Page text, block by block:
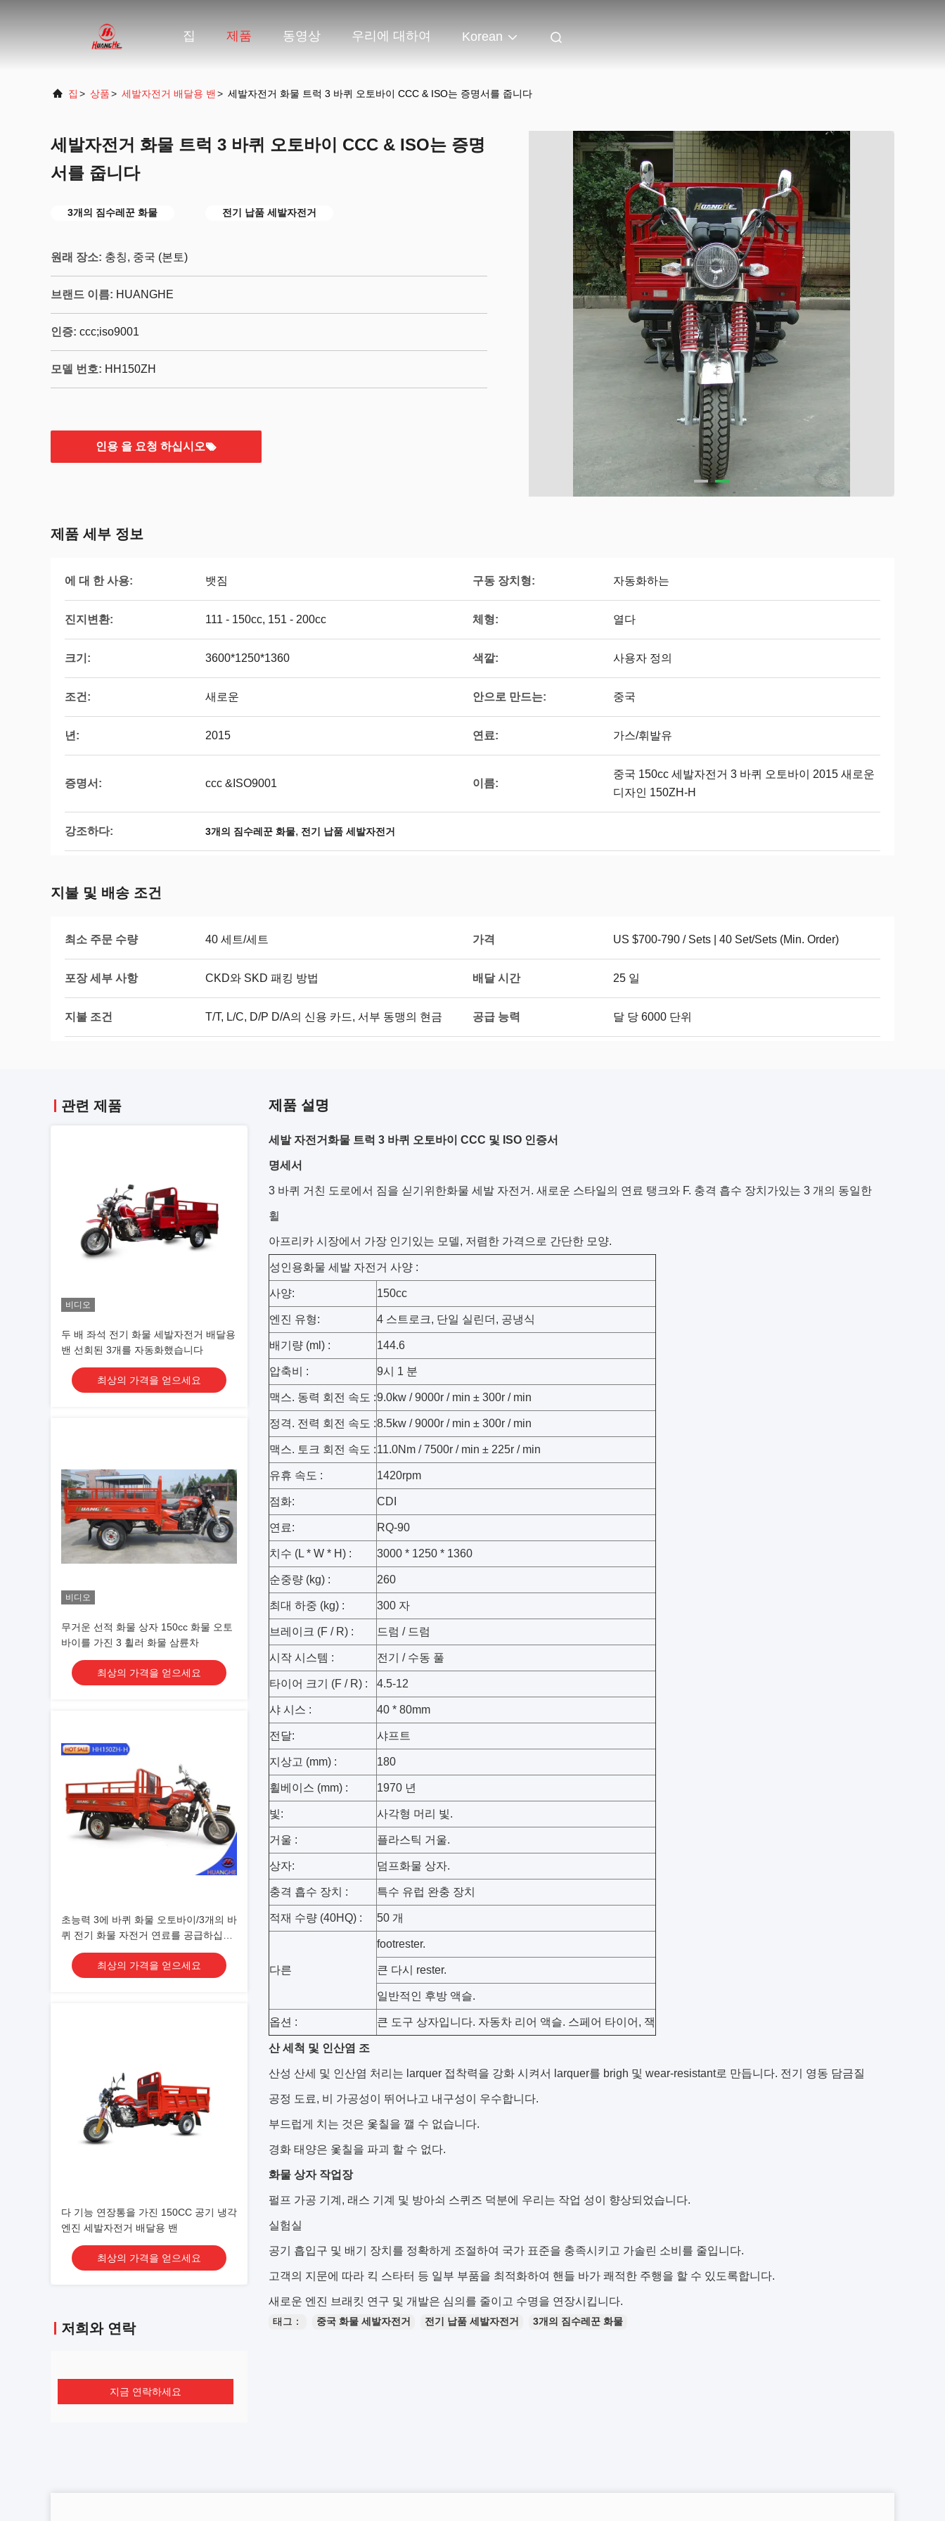
집 제품 동영상 우리에 대하여 Korean
집 > 상품> 세발자전거 배달용 밴 > 세발자전거 화물 트럭 3 바퀴 오토바이 CCC & ISO는 증명서를 줍니다
세발자전거 화물 트럭 3 바퀴 오토바이 CCC & ISO는 증명
서를 줍니다
3개의 짐수레꾼 화물 전기 납품 세발자전거
원래 장소: 충칭, 중국 (본토)
브랜드 이름: HUANGHE
인증: ccc;iso9001
모델 번호: HH150ZH
인용 을 요청 하십시오
제품 세부 정보
에 대 한 사용: 뱃짐 구동 장치형: 자동화하는
진지변환: 111 - 150cc, 151 - 200cc 체형: 열다
크기: 3600*1250*1360 색깔: 사용자 정의
조건: 새로운 안으로 만드는: 중국
년: 2015 연료: 가스/휘발유
증명서: ccc &ISO9001 이름:
중국 150cc 세발자전거 3 바퀴 오토바이 2015 새로운
디자인 150ZH-H
강조하다: 3개의 짐수레꾼 화물, 전기 납품 세발자전거
지불 및 배송 조건
최소 주문 수량 40 세트/세트 가격 US $700-790 / Sets | 40 Set/Sets (Min. Order)
포장 세부 사항 CKD와 SKD 패킹 방법 배달 시간 25 일
지불 조건 T/T, L/C, D/P D/A의 신용 카드, 서부 동맹의 현금 공급 능력 달 당 6000 단위
관련 제품
비디오
두 배 좌석 전기 화물 세발자전거 배달용
밴 선회된 3개를 자동화했습니다
최상의 가격을 얻으세요
비디오
무거운 선적 화물 상자 150cc 화물 오토
바이를 가진 3 휠러 화물 삼륜차
최상의 가격을 얻으세요
초능력 3에 바퀴 화물 오토바이/3개의 바
퀴 전기 화물 자전거 연료를 공급하십시
최상의 가격을 얻으세요
다 기능 연장통을 가진 150CC 공기 냉각
엔진 세발자전거 배달용 밴
최상의 가격을 얻으세요
저희와 연락
지금 연락하세요
제품 설명
세발 자전거화물 트럭 3 바퀴 오토바이 CCC 및 ISO 인증서
명세서
3 바퀴 거친 도로에서 짐을 싣기위한화물 세발 자전거. 새로운 스타일의 연료 탱크와 F. 충격 흡수 장치가있는 3 개의 동일한
휠
아프리카 시장에서 가장 인기있는 모델, 저렴한 가격으로 간단한 모양.
성인용화물 세발 자전거 사양 :
사양: 150cc
엔진 유형: 4 스트로크, 단일 실린더, 공냉식
배기량 (ml) : 144.6
압축비 : 9시 1 분
맥스. 동력 회전 속도 :9.0kw / 9000r / min ± 300r / min
정격. 전력 회전 속도 :8.5kw / 9000r / min ± 300r / min
맥스. 토크 회전 속도 :11.0Nm / 7500r / min ± 225r / min
유휴 속도 : 1420rpm
점화: CDI
연료: RQ-90
치수 (L * W * H) : 3000 * 1250 * 1360
순중량 (kg) : 260
최대 하중 (kg) : 300 자
브레이크 (F / R) : 드럼 / 드럼
시작 시스템 : 전기 / 수동 풀
타이어 크기 (F / R) : 4.5-12
샤 시스 : 40 * 80mm
전달: 샤프트
지상고 (mm) : 180
휠베이스 (mm) : 1970 년
빛: 사각형 머리 빛.
거울 : 플라스틱 거울.
상자: 덤프화물 상자.
충격 흡수 장치 : 특수 유럽 완충 장치
적재 수량 (40HQ) : 50 개
다른
footrester.
큰 다시 rester.
일반적인 후방 액슬.
옵션 : 큰 도구 상자입니다. 자동차 리어 액슬. 스페어 타이어, 잭
산 세척 및 인산염 조
산성 산세 및 인산염 처리는 larquer 접착력을 강화 시켜서 larquer를 brigh 및 wear-resistant로 만듭니다. 전기 영동 담금질
공정 도료, 비 가공성이 뛰어나고 내구성이 우수합니다.
부드럽게 치는 것은 옻칠을 깰 수 없습니다.
경화 태양은 옻칠을 파괴 할 수 없다.
화물 상자 작업장
펄프 가공 기계, 래스 기계 및 방아쇠 스퀴즈 덕분에 우리는 작업 성이 향상되었습니다.
실험실
공기 흡입구 및 배기 장치를 정확하게 조절하여 국가 표준을 충족시키고 가솔린 소비를 줄입니다.
고객의 지문에 따라 킥 스타터 등 일부 부품을 최적화하여 핸들 바가 쾌적한 주행을 할 수 있도록합니다.
새로운 엔진 브래킷 연구 및 개발은 심의를 줄이고 수명을 연장시킵니다.
태그： 중국 화물 세발자전거 전기 납품 세발자전거 3개의 짐수레꾼 화물